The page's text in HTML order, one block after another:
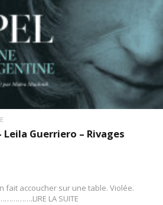
Leila Guerriero – Rivages
fait accoucher sur une table. Violée.
LA SUITE